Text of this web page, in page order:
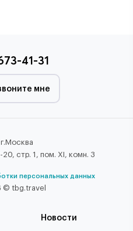
41-31
мне
стр. 1, пом. XI, комн. 3
персональных данных
© tbg.travel
Новости